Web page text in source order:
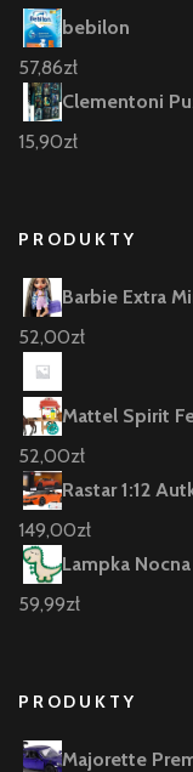
bebilon
57,86zł
Clementoni
15,90zł
PRODUKTY
Barbie Extra
52,00zł
Mattel Spirit
52,00zł
Rastar 1:12
149,00zł
Lampka
59,99zł
PRODUKTY
Majorette